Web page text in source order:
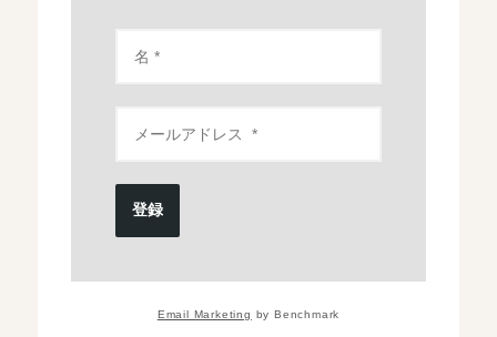
登録
Email Marketing by Benchmark